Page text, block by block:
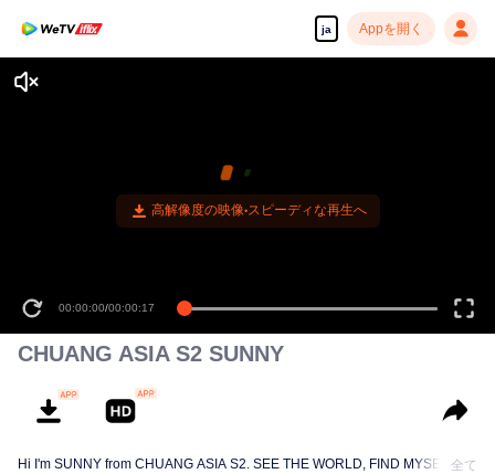
ja Appを開く
高解像度の映像•スピーディな再生へ
00:00:00/00:00:17
CHUANG ASIA S2 SUNNY
Hi I'm SUNNY from CHUANG ASIA S2. SEE THE WORLD, FIND MYSELF!全て